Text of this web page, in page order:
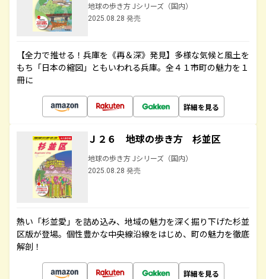
地球の歩き方 Jシリーズ（国内）
2025.08.28 発売
【全力で推せる！兵庫を《再＆深》発見】多様な気候と風土を
もち「日本の縮図」ともいわれる兵庫。全４１市町の魅力を１
冊に
詳細を見る
Ｊ２６ 地球の歩き方 杉並区
地球の歩き方 Jシリーズ（国内）
2025.08.28 発売
熱い「杉並愛」を詰め込み、地域の魅力を深く掘り下げた杉並
区版が登場。個性豊かな中央線沿線をはじめ、町の魅力を徹底
解剖！
詳細を見る